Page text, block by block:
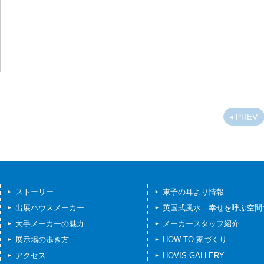
◂ PREV
ストーリー
出展ハウスメーカー
大手メーカーの魅力
展示場の歩き方
アクセス
東予の耳より情報
英国式風水 幸せを呼ぶ空間
メーカースタッフ紹介
HOW TO 家づくり
HOVIS GALLERY